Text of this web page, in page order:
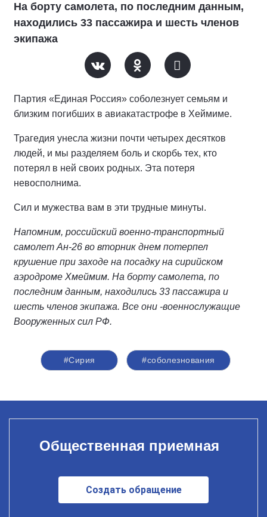
На борту самолета, по последним данным,
находились 33 пассажира и шесть членов
экипажа
Партия «Единая Россия» соболезнует семьям и
близким погибших в авиакатастрофе в Хеймиме.
Трагедия унесла жизни почти четырех десятков
людей, и мы разделяем боль и скорбь тех, кто
потерял в ней своих родных. Эта потеря
невосполнима.
Сил и мужества вам в эти трудные минуты.
Напомним, российский военно-транспортный
самолет Ан-26 во вторник днем потерпел
крушение при заходе нa посадку нa сирийском
аэродроме Хмеймим. На борту самолета, по
последним данным, находились 33 пассажира и
шесть членов экипажа. Все они -военнослужащие
Вооруженных сил РФ.
#Сирия #соболезнования
Общественная приемная
Создать обращение